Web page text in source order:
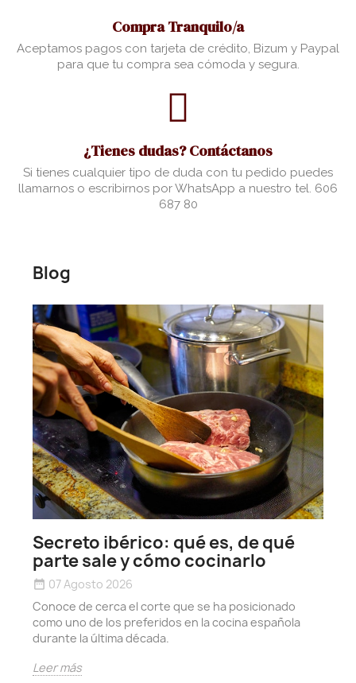
Compra Tranquilo/a
Aceptamos pagos con tarjeta de crédito, Bizum y Paypal
para que tu compra sea cómoda y segura.
¿Tienes dudas? Contáctanos
Si tienes cualquier tipo de duda con tu pedido puedes
llamarnos o escribirnos por WhatsApp a nuestro tel. 606
687 80
Blog
Secreto ibérico: qué es, de qué
parte sale y cómo cocinarlo
date_range 07 Agosto 2026
Conoce de cerca el corte que se ha posicionado
como uno de los preferidos en la cocina española
durante la última década.
Leer más